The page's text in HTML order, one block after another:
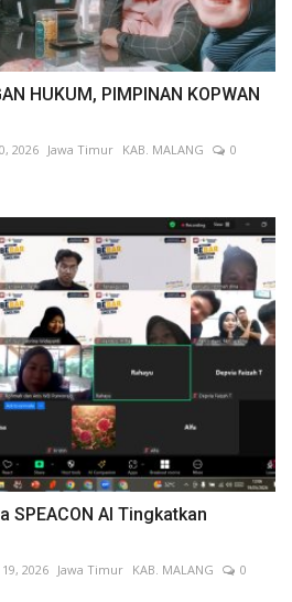
HUKUM, PIMPINAN KOPWAN
2026 Jawa Timur KAB. MALANG
0
SPEACON AI Tingkatkan
2026 Jawa Timur KAB. MALANG
0